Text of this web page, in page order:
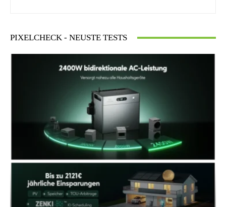
PIXELCHECK - NEUSTE TESTS